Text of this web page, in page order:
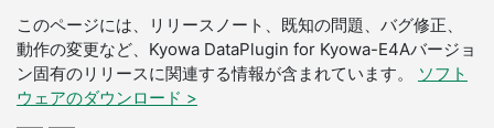
このページには、リリースノート、既知の問題、バグ修正、
動作の変更など、Kyowa DataPlugin for Kyowa-E4Aバージョ
ン固有のリリースに関連する情報が含まれています。
ソフト
ウェアのダウンロード >